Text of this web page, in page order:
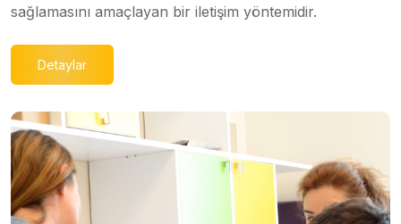
sağlamasını amaçlayan bir iletişim yöntemidir.
Detaylar